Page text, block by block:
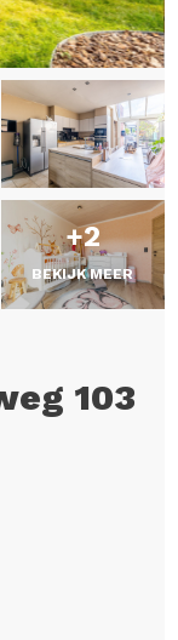
+2
BEKIJK MEER
103